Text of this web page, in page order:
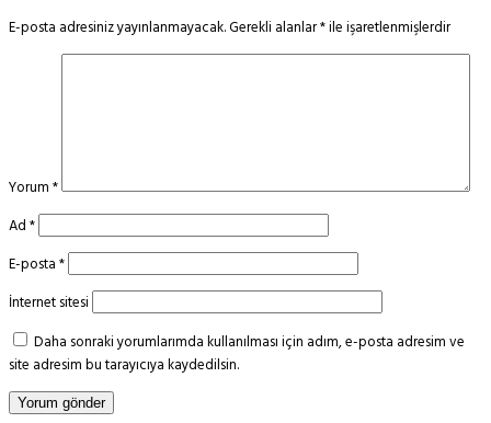
E-posta adresiniz yayınlanmayacak.Gerekli alanlar*ile işaretlenmişlerdir
Yorum*
Ad*
E-posta*
İnternet sitesi
Daha sonraki yorumlarımda kullanılması için adım, e-posta adresim ve
site adresim bu tarayıcıya kaydedilsin.